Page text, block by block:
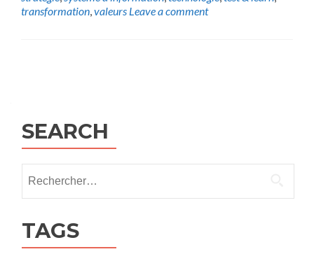
transformation,valeurs Leave a comment
SEARCH
TAGS